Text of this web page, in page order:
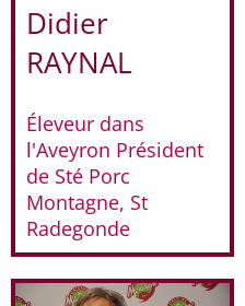
Didier
RAYNAL
Éleveur dans
l'Aveyron Président
de Sté Porc
Montagne, St
Radegonde